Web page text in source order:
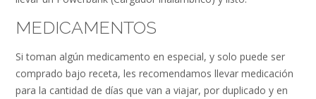
MEDICAMENTOS
Si toman algún medicamento en especial, y solo puede ser
comprado bajo receta, les recomendamos llevar medicación
para la cantidad de días que van a viajar, por duplicado y en